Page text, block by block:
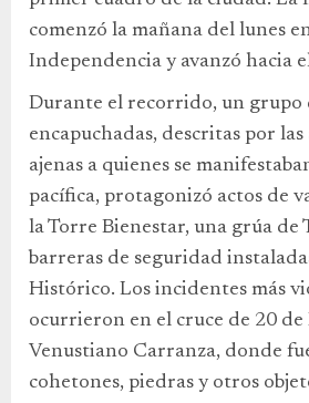
comenzó la mañana del lunes
Independencia y avanzó hacia
Durante el recorrido, un grupo
encapuchadas, descritas por
ajenas a quienes se
pacífica, protagonizó actos de
la Torre Bienestar, una grúa de
barreras de seguridad
Histórico. Los incidentes más
ocurrieron en el cruce de 20
Venustiano Carranza, donde
cohetones, piedras y otros